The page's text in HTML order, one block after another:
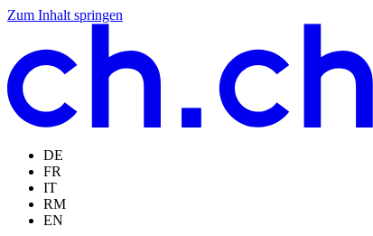
Zum Inhalt springen
Zum
springen
Zur
springen
Zur
springen
Zur
springen
DE
FR
IT
RM
EN